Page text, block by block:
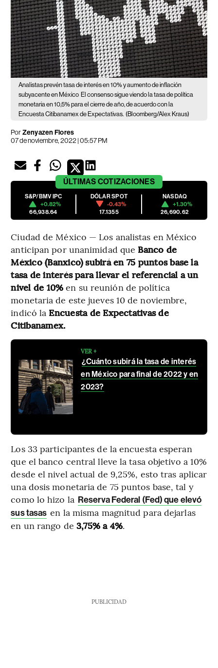
Analistas prevén tasa de interés en 10% y aumento de inflación
subyacente en México El consenso sigue viendo la tasa de política
monetaria en 10,5% para el cierre de año, de acuerdo con la
Encuesta Citibanamex de Expectativas. (Bloomberg/Alex Kraus)
PorZenyazen Flores
07 de noviembre, 2022 | 05:57 PM
ÚLTIMAS COTIZACIONES
S&P/BMV IPC
+0.82%
66,938.64
DÓLAR SPOT
-0.43%
17.1355
NASDAQ
+1.30%
26,690.62
Ciudad de México — Los analistas en México
anticipan por unanimidad que Banco de
México (Banxico) subirá en 75 puntos base la
tasa de interés para llevar el referencial a un
nivel de 10% en su reunión de política
monetaria de este jueves 10 de noviembre,
indicó la Encuesta de Expectativas de
Citibanamex.
VER +
¿Cuánto subirá la tasa de interés
en México para final de 2022 y en
2023?
Los 33 participantes de la encuesta esperan
que el banco central lleve la tasa objetivo a 10%
desde el nivel actual de 9,25%, esto tras aplicar
una dosis monetaria de 75 puntos base, tal y
como lo hizo la Reserva Federal (Fed) que elevó
sus tasas en la misma magnitud para dejarlas
en un rango de 3,75% a 4%.
PUBLICIDAD